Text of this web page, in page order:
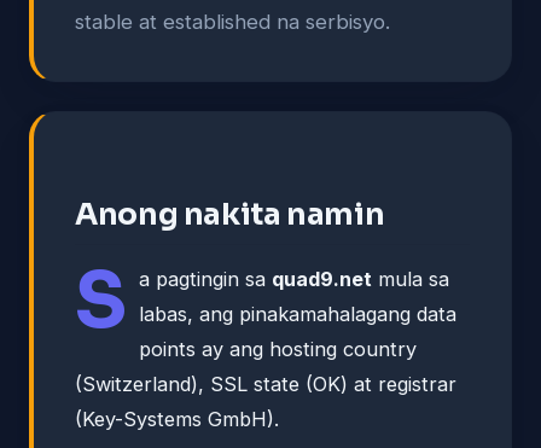
stable at established na serbisyo.
Anong nakita namin
S a pagtingin sa quad9.net mula sa
labas, ang pinakamahalagang data
points ay ang hosting country
(Switzerland), SSL state (OK) at registrar
(Key-Systems GmbH).